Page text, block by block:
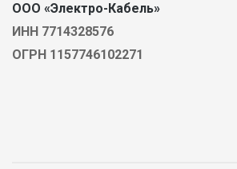
ООО «Электро-Кабель»
ИНН 7714328576
ОГРН 1157746102271